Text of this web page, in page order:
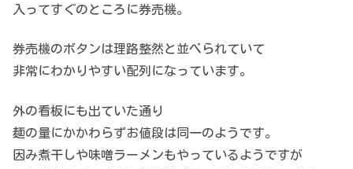
入ってすぐのところに券売機。
券売機のボタンは理路整然と並べられていて
非常にわかりやすい配列になっています。
外の看板にも出ていた通り
麺の量にかかわらずお値段は同一のようです。
因み煮干しや味噌ラーメンもやっているようですが